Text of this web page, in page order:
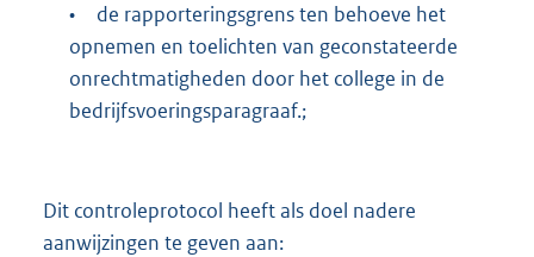
•
de rapporteringsgrens ten behoeve het
opnemen en toelichten van geconstateerde
onrechtmatigheden door het college in de
bedrijfsvoeringsparagraaf.;
Dit controleprotocol heeft als doel nadere
aanwijzingen te geven aan: